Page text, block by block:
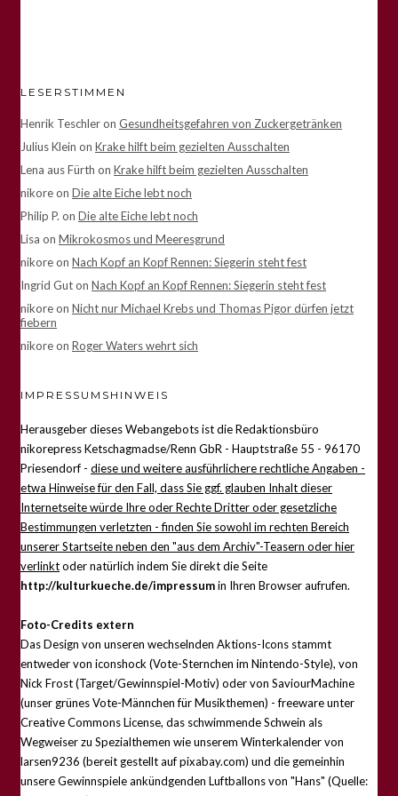
LESERSTIMMEN
Henrik Teschleron Gesundheitsgefahren von Zuckergetränken
Julius Klein on Krake hilft beim gezielten Ausschalten
Lena aus Fürth on Krake hilft beim gezielten Ausschalten
nikoreon Die alte Eiche lebt noch
Philip P. on Die alte Eiche lebt noch
Lisa on Mikrokosmos und Meeresgrund
nikoreon Nach Kopf an Kopf Rennen: Siegerin steht fest
Ingrid Guton Nach Kopf an Kopf Rennen: Siegerin steht fest
nikoreon Nicht nur Michael Krebs und Thomas Pigor dürfen jetzt
fiebern
nikoreon Roger Waters wehrt sich
IMPRESSUMSHINWEIS
Herausgeber dieses Webangebots ist die Redaktionsbüro
nikorepress Ketschagmadse/Renn GbR - Hauptstraße 55 - 96170
Priesendorf - diese und weitere ausführlichere rechtliche Angaben -
etwa Hinweise für den Fall, dass Sie ggf. glauben Inhalt dieser
Internetseite würde Ihre oder Rechte Dritter oder gesetzliche
Bestimmungen verletzten - finden Sie sowohl im rechten Bereich
unserer Startseite neben den "aus dem Archiv"-Teasern oder hier
verlinktoder natürlich indem Sie direkt die Seite
http://kulturkueche.de/impressumin Ihren Browser aufrufen.
Foto-Credits extern
Das Design von unseren wechselnden Aktions-Icons stammt
entweder von iconshock (Vote-Sternchen im Nintendo-Style), von
Nick Frost (Target/Gewinnspiel-Motiv) oder von SaviourMachine
(unser grünes Vote-Männchen für Musikthemen) - freeware unter
Creative Commons License, das schwimmende Schwein als
Wegweiser zu Spezialthemen wie unserem Winterkalender von
larsen9236 (bereit gestellt auf pixabay.com) und die gemeinhin
unsere Gewinnspiele ankündgenden Luftballons von "Hans" (Quelle: